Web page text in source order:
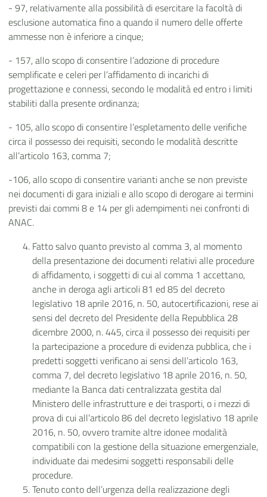
- 97, relativamente alla possibilità di esercitare la facoltà di
esclusione automatica fino a quando il numero delle offerte
ammesse non è inferiore a cinque;
- 157, allo scopo di consentire l’adozione di procedure
semplificate e celeri per l’affidamento di incarichi di
progettazione e connessi, secondo le modalità ed entro i limiti
stabiliti dalla presente ordinanza;
- 105, allo scopo di consentire l’espletamento delle verifiche
circa il possesso dei requisiti, secondo le modalità descritte
all’articolo 163, comma 7;
-106, allo scopo di consentire varianti anche se non previste
nei documenti di gara iniziali e allo scopo di derogare ai termini
previsti dai commi 8 e 14 per gli adempimenti nei confronti di
ANAC.
Fatto salvo quanto previsto al comma 3, al momento
della presentazione dei documenti relativi alle procedure
di affidamento, i soggetti di cui al comma 1 accettano,
anche in deroga agli articoli 81 ed 85 del decreto
legislativo 18 aprile 2016, n. 50, autocertificazioni, rese ai
sensi del decreto del Presidente della Repubblica 28
dicembre 2000, n. 445, circa il possesso dei requisiti per
la partecipazione a procedure di evidenza pubblica, che i
predetti soggetti verificano ai sensi dell’articolo 163,
comma 7, del decreto legislativo 18 aprile 2016, n. 50,
mediante la Banca dati centralizzata gestita dal
Ministero delle infrastrutture e dei trasporti, o i mezzi di
prova di cui all’articolo 86 del decreto legislativo 18 aprile
2016, n. 50, ovvero tramite altre idonee modalità
compatibili con la gestione della situazione emergenziale,
individuate dai medesimi soggetti responsabili delle
procedure.
Tenuto conto dell’urgenza della realizzazione degli